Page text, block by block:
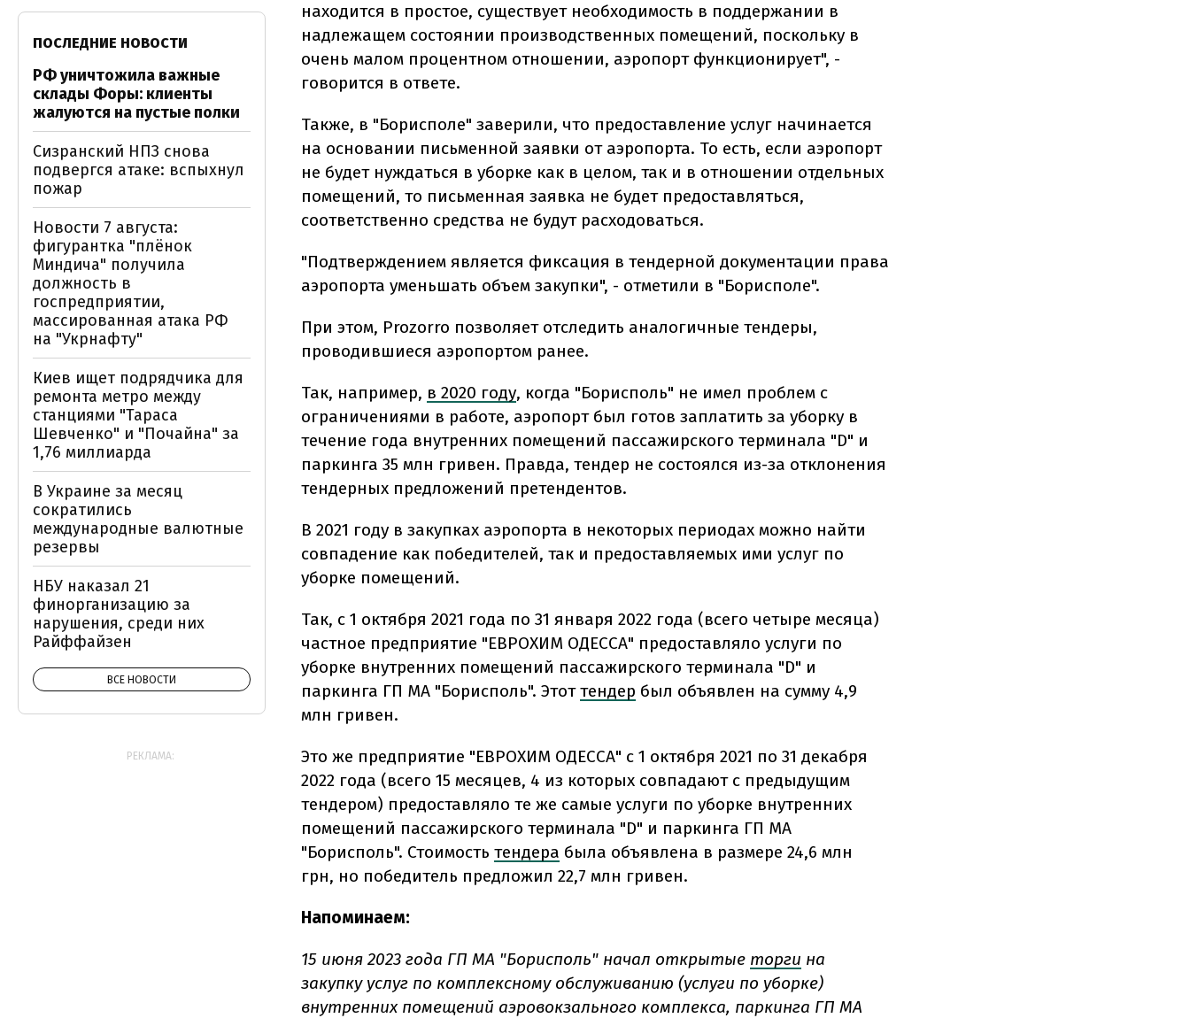
находится в простое, существует необходимость в поддержании в
надлежащем состоянии производственных помещений, поскольку в
очень малом процентном отношении, аэропорт функционирует", -
говорится в ответе.
Также, в "Борисполе" заверили, что предоставление услуг начинается
на основании письменной заявки от аэропорта. То есть, если аэропорт
не будет нуждаться в уборке как в целом, так и в отношении отдельных
помещений, то письменная заявка не будет предоставляться,
соответственно средства не будут расходоваться.
"Подтверждением является фиксация в тендерной документации права
аэропорта уменьшать объем закупки", - отметили в "Борисполе".
При этом, Prozorro позволяет отследить аналогичные тендеры,
проводившиеся аэропортом ранее.
Так, например, в 2020 году, когда "Борисполь" не имел проблем с
ограничениями в работе, аэропорт был готов заплатить за уборку в
течение года внутренних помещений пассажирского терминала "D" и
паркинга 35 млн гривен. Правда, тендер не состоялся из-за отклонения
тендерных предложений претендентов.
В 2021 году в закупках аэропорта в некоторых периодах можно найти
совпадение как победителей, так и предоставляемых ими услуг по
уборке помещений.
Так, с 1 октября 2021 года по 31 января 2022 года (всего четыре месяца)
частное предприятие "ЕВРОХИМ ОДЕССА" предоставляло услуги по
уборке внутренних помещений пассажирского терминала "D" и
паркинга ГП МА "Борисполь". Этоттендер был объявлен на сумму 4,9
млн гривен.
Это же предприятие "ЕВРОХИМ ОДЕССА" с 1 октября 2021 по 31 декабря
2022 года (всего 15 месяцев, 4 из которых совпадают с предыдущим
тендером) предоставляло те же самые услуги по уборке внутренних
помещений пассажирского терминала "D" и паркинга ГП МА
"Борисполь". Стоимость тендера была объявлена в размере 24,6 млн
грн, но победитель предложил 22,7 млн гривен.
Напоминаем:
15 июня 2023 года ГП МА "Борисполь" начал открытые торги на
закупку услуг по комплексному обслуживанию (услуги по уборке)
внутренних помещений аэровокзального комплекса, паркинга ГП МА
ПОСЛЕДНИЕ НОВОСТИ
РФ уничтожила важные
склады Форы: клиенты
жалуются на пустые полки
Сизранский НПЗ снова
подвергся атаке: вспыхнул
пожар
Новости 7 августа:
фигурантка "плёнок
Миндича" получила
должность в
госпредприятии,
массированная атака РФ
на "Укрнафту"
Киев ищет подрядчика для
ремонта метро между
станциями "Тараса
Шевченко" и "Почайна" за
1,76 миллиарда
В Украине за месяц
сократились
международные валютные
резервы
НБУ наказал 21
финорганизацию за
нарушения, среди них
Райффайзен
ВСЕ НОВОСТИ
РЕКЛАМА: